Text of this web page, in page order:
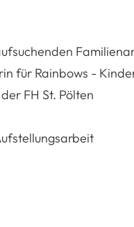
für Rainbows -
FH St. Pölten